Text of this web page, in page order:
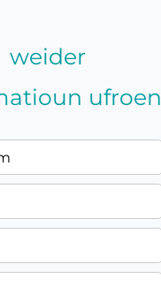
weider
ufroen